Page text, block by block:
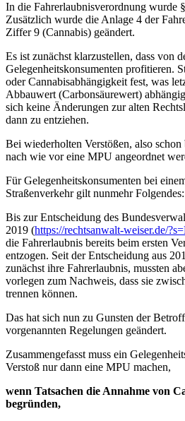
In die Fahrerlaubnisverordnung wurde
Zusätzlich wurde die Anlage 4 der
Ziffer 9 (Cannabis) geändert.
Es ist zunächst klarzustellen, dass von
Gelegenheitskonsumenten profitieren.
oder Cannabisabhängigkeit fest, was
Abbauwert (Carbonsäurewert)
sich keine Änderungen zur alten
dann zu entziehen.
Bei wiederholten Verstößen, also
nach wie vor eine MPU angeordnet
Für Gelegenheitskonsumenten bei
Straßenverkehr gilt nunmehr Folgendes:
Bis zur Entscheidung des
2019 (https://rechtsanwalt-weiser.de/
die Fahrerlaubnis bereits beim ersten
entzogen. Seit der Entscheidung aus
zunächst ihre Fahrerlaubnis, mussten
vorlegen zum Nachweis, dass sie
trennen können.
Das hat sich nun zu Gunsten der
vorgenannten Regelungen geändert.
Zusammengefasst muss ein
Verstoß nur dann eine MPU machen,
wenn Tatsachen die Annahme von
begründen,